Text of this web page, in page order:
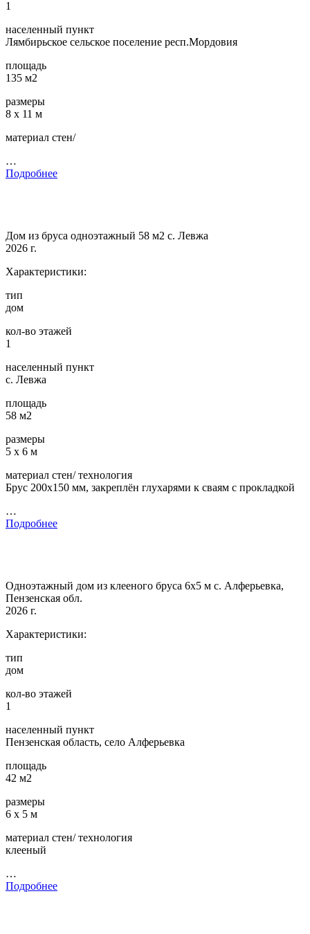
1
населенный пункт
Лямбирьское сельское поселение респ.Мордовия
площадь
135 м2
размеры
8 х 11 м
материал стен/
…
Подробнее
Дом из бруса одноэтажный 58 м2 с. Левжа
2026 г.
Характеристики:
тип
дом
кол-во этажей
1
населенный пункт
с. Левжа
площадь
58 м2
размеры
5 х 6 м
материал стен/ технология
Брус 200х150 мм, закреплён глухарями к сваям с прокладкой
…
Подробнее
Одноэтажный дом из клееного бруса 6х5 м с. Алферьевка,
Пензенская обл.
2026 г.
Характеристики:
тип
дом
кол-во этажей
1
населенный пункт
Пензенская область, село Алферьевка
площадь
42 м2
размеры
6 х 5 м
материал стен/ технология
клееный
…
Подробнее